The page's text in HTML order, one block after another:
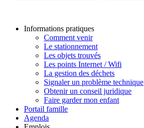
Informations pratiques
Comment venir
Le stationnement
Les objets trouvés
Les points Internet / Wifi
La gestion des déchets
Signaler un problème technique
Obtenir un conseil juridique
Faire garder mon enfant
Portail famille
Agenda